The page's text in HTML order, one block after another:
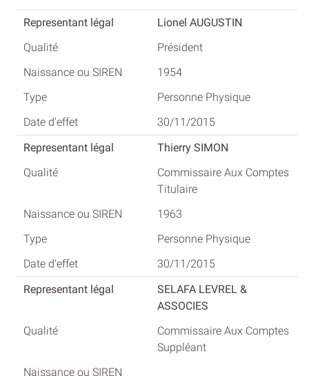
Lionel AUGUSTIN
Président
1954
Personne Physique
30/11/2015
Thierry SIMON
Commissaire Aux Comptes
Titulaire
1963
Personne Physique
30/11/2015
SELAFA LEVREL &
ASSOCIES
Commissaire Aux Comptes
Suppléant